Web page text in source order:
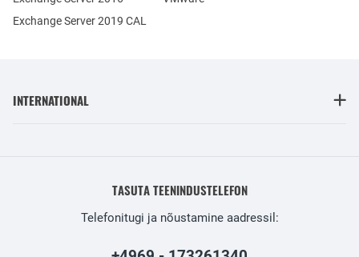
Exchange Server 2019 CAL
INTERNATIONAL
TASUTA TEENINDUSTELEFON
Telefonitugi ja nõustamine aadressil: